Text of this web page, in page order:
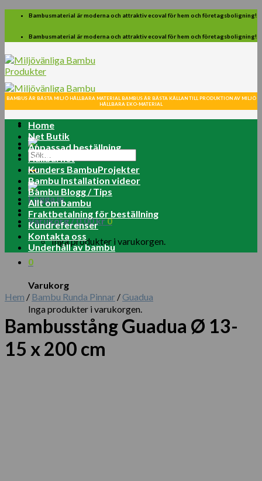
Skip
content
Bambusmaterial är moderna och attraktiv ecoval för hem och företagsboligning!
Bambusmaterial är moderna och attraktiv ecoval för hem och företagsboligning!
Sök
efter:
Logga in
Varukorg /0.00kr0
Inga produkter i varukorgen.
0
Varukorg
Inga produkter i varukorgen.
BAMBUS ÄR BÄSTA MILJÖ HÅLLBARA MATERIAL BAMBUS ÄR BÄSTA KÄLLAN TILL PRODUKTION AV MILJÖ
HÅLLBARA EKO-MATERIAL
Home
Net Butik
Anpassad beställning
Hållbarhet
Kunders BambuProjekter
Bambu Installation videor
Bambu Blogg / Tips
Allt om bambu
Fraktbetalning för beställning
Kundreferenser
Kontakta oss
Underhåll av bambu
Hem / Bambu Runda Pinnar / Guadua
Bambusstång Guadua Ø 13-
15 x 200 cm